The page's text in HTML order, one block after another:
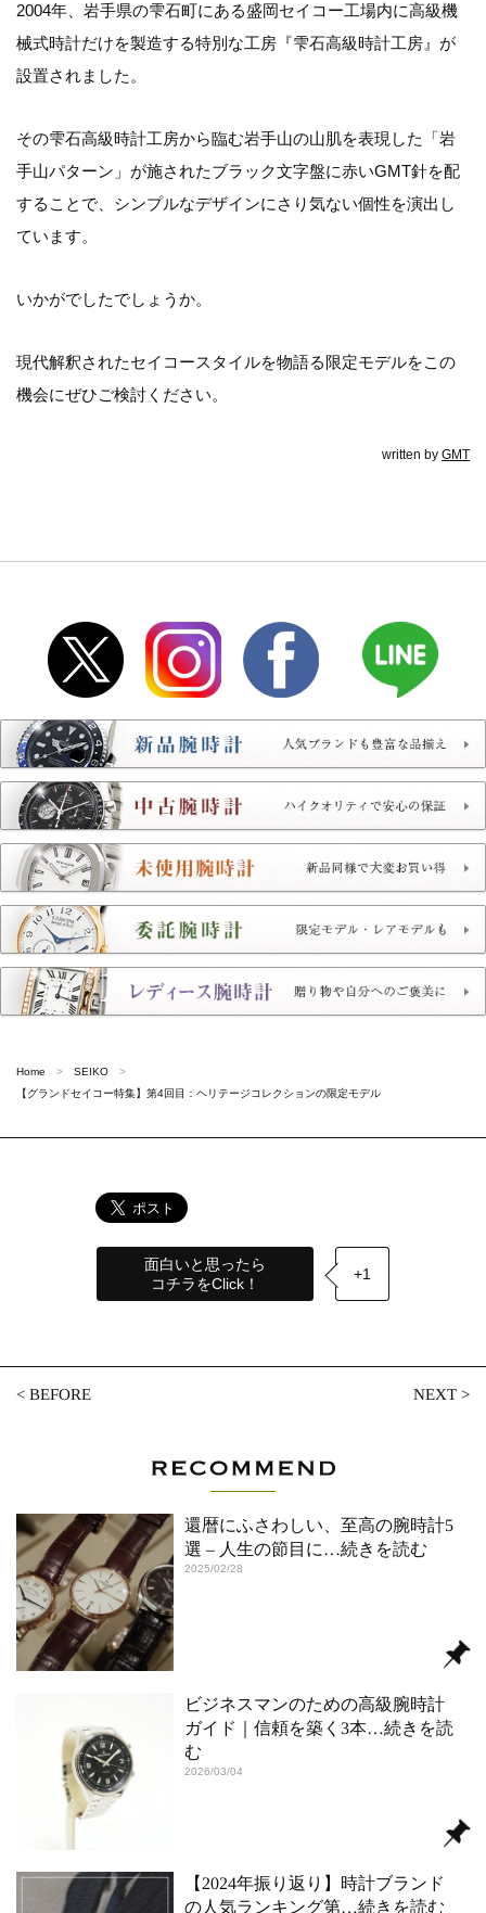
2004年、岩手県の雫石町にある盛岡セイコー工場内に高級機
械式時計だけを製造する特別な工房『雫石高級時計工房』が
設置されました。
その雫石高級時計工房から臨む岩手山の山肌を表現した「岩
手山パターン」が施されたブラック文字盤に赤いGMT針を配
することで、シンプルなデザインにさり気ない個性を演出し
ています。
いかがでしたでしょうか。
現代解釈されたセイコースタイルを物語る限定モデルをこの
機会にぜひご検討ください。
written by GMT
Home
SEIKO
【グランドセイコー特集】第4回目：ヘリテージコレクションの限定モデル
面白いと思ったら
コチラをClick！
+1
<BEFORE NEXT>
還暦にふさわしい、至高の腕時計5
選 – 人生の節目に …続きを読む
2025/02/28
ビジネスマンのための高級腕時計
ガイド｜信頼を築く3本…続きを読
む
2026/03/04
【2024年振り返り】時計ブランド
の人気ランキング第…続きを読む